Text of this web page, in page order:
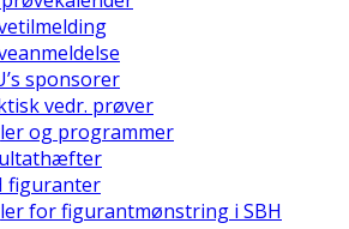
sponsorer
vedr. prøver
og programmer
figuranter
for figurantmønstring i SBH